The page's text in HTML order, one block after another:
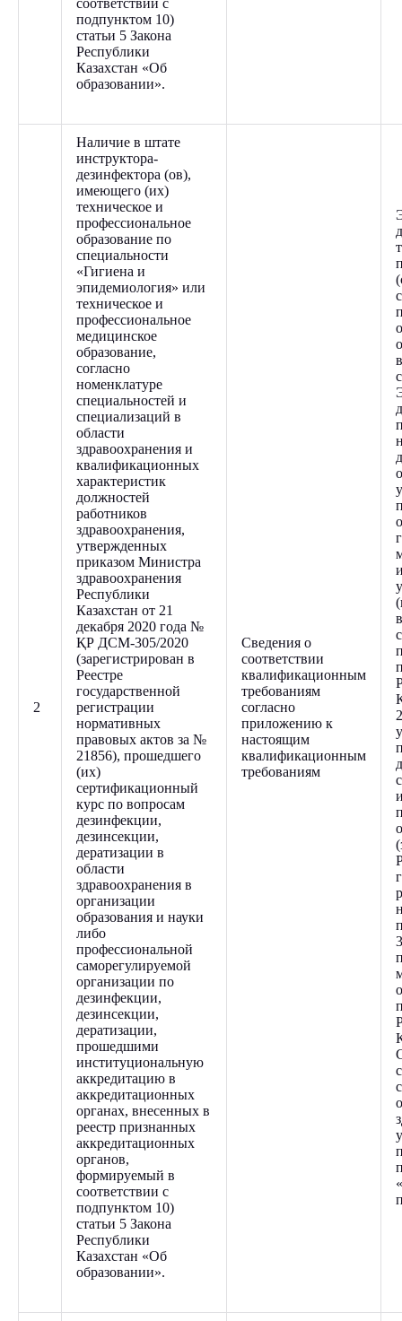
подпунктом 10)
статьи 5 Закона
Республики
Казахстан «Об
образовании».
2
Наличие в штате
инструктора-
дезинфектора (ов),
имеющего (их)
техническое и
профессиональное
образование по
специальности
«Гигиена и
эпидемиология» или
техническое и
профессиональное
медицинское
образование,
согласно
номенклатуре
специальностей и
специализаций в
области
здравоохранения и
квалификационных
характеристик
должностей
работников
здравоохранения,
утвержденных
приказом Министра
здравоохранения
Республики
Казахстан от 21
декабря 2020 года №
ҚР ДСМ-305/2020
(зарегистрирован в
Реестре
государственной
регистрации
нормативных
правовых актов за №
21856), прошедшего
(их)
сертификационный
курс по вопросам
дезинфекции,
дезинсекции,
дератизации в
области
здравоохранения в
организации
образования и науки
либо
профессиональной
саморегулируемой
организации по
дезинфекции,
дезинсекции,
дератизации,
прошедшими
институциональную
аккредитацию в
аккредитационных
органах, внесенных в
реестр признанных
аккредитационных
органов,
формируемый в
соответствии с
подпунктом 10)
статьи 5 Закона
Республики
Казахстан «Об
образовании».
Сведения о
соответствии
квалификационным
требованиям
согласно
приложению к
настоящим
квалификационным
требованиям